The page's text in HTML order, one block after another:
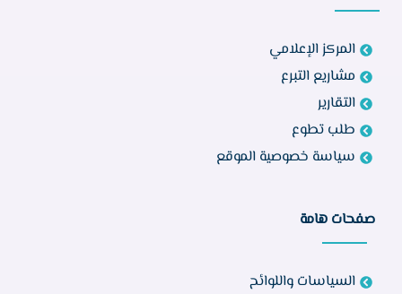
المركز الإعلامي
مشاريع التبرع
التقارير
طلب تطوع
سياسة خصوصية الموقع
صفحات هامة
السياسات واللوائح